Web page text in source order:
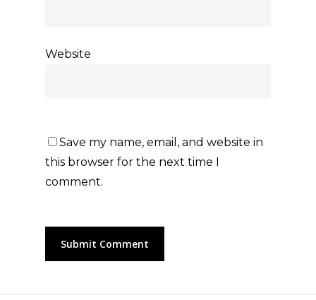
Website
Save my name, email, and website in
this browser for the next time I
comment.